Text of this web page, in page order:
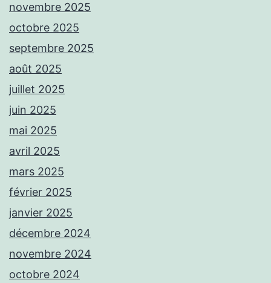
novembre 2025
octobre 2025
septembre 2025
août 2025
juillet 2025
juin 2025
mai 2025
avril 2025
mars 2025
février 2025
janvier 2025
décembre 2024
novembre 2024
octobre 2024